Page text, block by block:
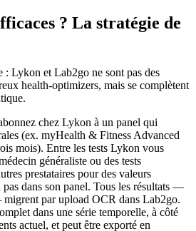
? La stratégie de
: Lykon et Lab2go ne sont pas des
health-optimizers, mais se complètent
chez Lykon à un panel qui
(ex. myHealth & Fitness Advanced
mois). Entre les tests Lykon vous
généraliste ou des tests
prestataires pour des valeurs
dans son panel. Tous les résultats —
par upload OCR dans Lab2go.
dans une série temporelle, à côté
actuel, et peut être exporté en